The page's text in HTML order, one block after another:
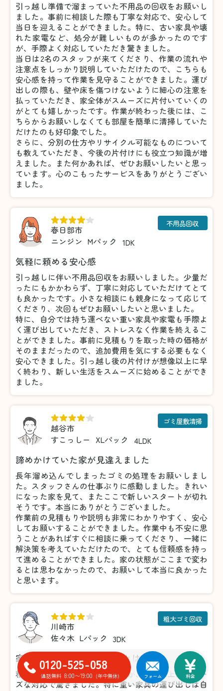
引っ越し準備で溜まっていた不用品の回収をお願いし
ました。事前に相談した際も丁寧な対応で、安心して
当日を迎えることができました。特に、古い家具や壊
れた家電など、処分が難しいものが多かったのです
が、手際よく対応していただき驚きました。
当日は2名のスタッフが来てくださり、作業の流れや
注意点をしっかり説明していただけたので、こちらも
安心感を持って作業を見守ることができました。運び
出しの際も、壁や床を傷つけないように細心の注意を
払っていただき、家全体がスムーズに片付いていくの
がとても嬉しかったです。作業が終わった後には、こ
ちらからお願いしなくても部屋を簡単に清掃していた
だけたのも好印象でした。
さらに、分別の仕方やリサイクル可能なものについて
も教えていただき、今後の片付けにも役立つ知識が増
えました。また何かあれば、ぜひお願いしたいと思っ
ています。心のこもったサービスをありがとうござい
ました。
春日部市
ニンジン Mパック 1DK
不用品回収
気軽に頼める安心感
引っ越しに伴い不用品回収をお願いしました。少量だ
ったにもかかわらず、丁寧に対応していただけてとて
も良かったです。小さな相談にも親身になって応じて
くださり、次回もぜひお願いしたいと思いました。
特に、自分では持ち運べない重い家具や家電も手際よ
く運び出していただき、ストレスなく作業を終えるこ
とができました。事前に見積もりを取った時の価格が
そのままだったので、追加費用を気にする必要もなく
安心できました。引っ越し後の片付けが想像以上に早
く終わり、新しい生活をスムーズに始めることができ
ました。
越谷市
すこっしー
XLパック 4LDK
ゴミ屋敷清掃
諦めかけていた家が見違えました
長年溜め込んでしまったゴミの処理をお願いしまし
た。スタッフさんの仕事ぶりに感動しました。きれい
になった家を見て、またここで新しいスタートが切れ
そうです。本当にありがとうございました。
作業前の見積もりや説明も非常にわかりやすく、安心
してお願いすることができました。作業中も不安に思
うことがあればすぐに相談に乗ってくださり、一緒に
解決策を考えていただけたので、とても信頼感を持っ
て進めることができました。家の状態がここまで変わ
るとは思わなかったので、お願いして本当に良かった
と思います。
川崎市
佐々木 Lパック 3DK
粗大ゴミ回収
家具の処分がこんなに楽だとは！
粗大ゴミの処分で利用しましたが、想像以上にスムー
ズな対応で驚きました。特に重い家具の運び出しは自
0120-525-058
通話無料 8:00〜19:00 (年中無休) フォーム 料金